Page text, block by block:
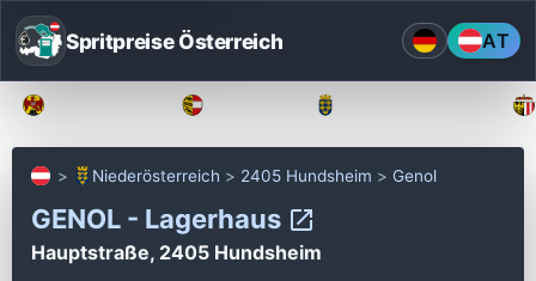
Spritpreise Österreich AT
Niederösterreich 2405 Hundsheim Genol
GENOL - Lagerhaus
Hauptstraße, 2405 Hundsheim